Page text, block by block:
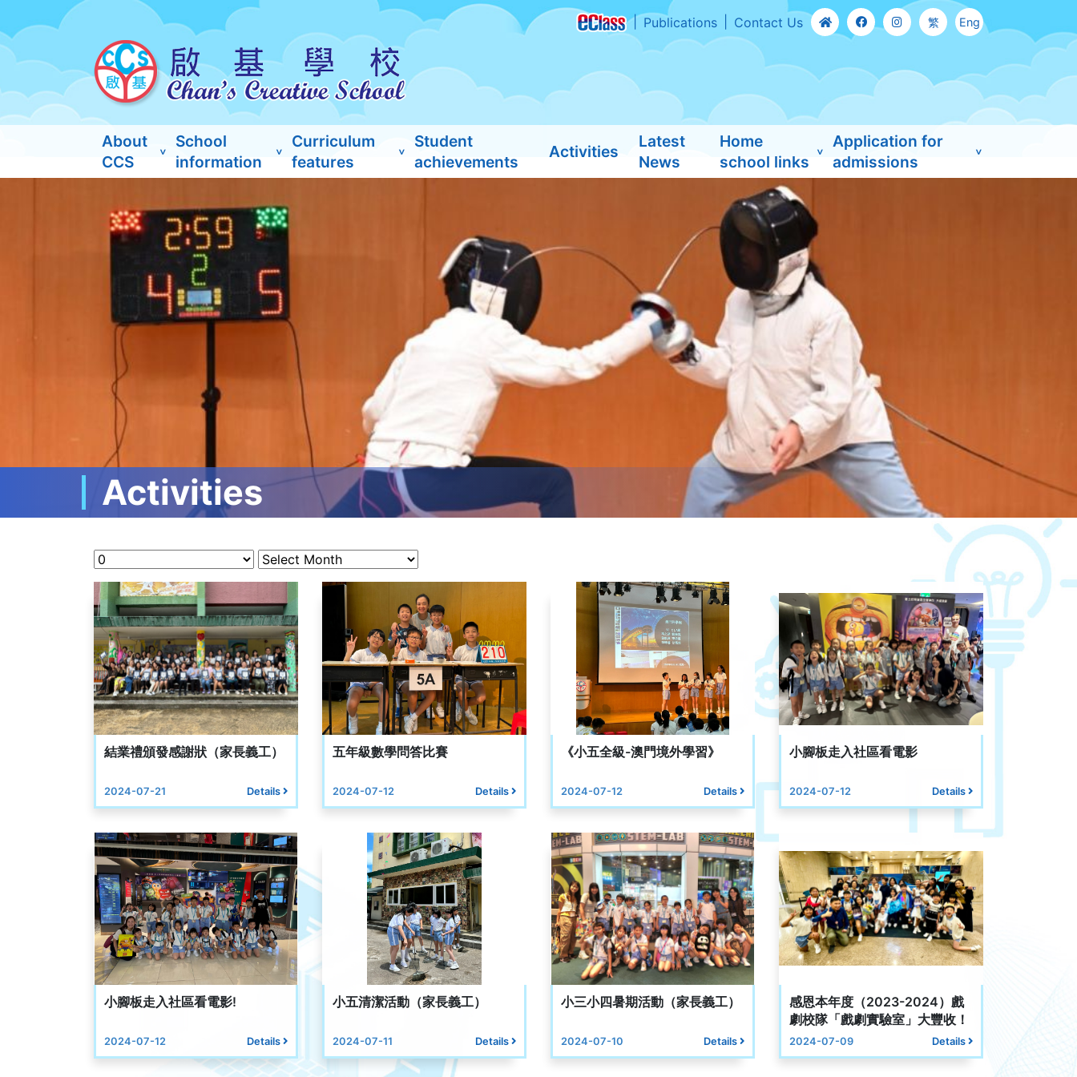
Publications Contact Us 繁 Eng
About
CCS
School
information
Curriculum
features
Student
achievements
Activities
Latest
News
Home
school links
Application for
admissions
Activities
結業禮頒發感謝狀（家長義工）
2024-07-21 Details
五年級數學問答比賽
2024-07-12 Details
《小五全級-澳門境外學習》
2024-07-12 Details
小腳板走入社區看電影
2024-07-12 Details
小腳板走入社區看電影!
2024-07-12 Details
小五清潔活動（家長義工）
2024-07-11 Details
小三小四暑期活動（家長義工）
2024-07-10 Details
感恩本年度（2023-2024）戲
劇校隊「戲劇實驗室」大豐收！
2024-07-09 Details